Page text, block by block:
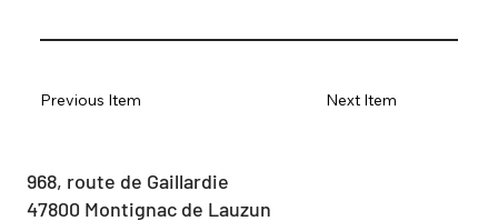
Next Item
Previous Item
968, route de Gaillardie
47800 Montignac de Lauzun